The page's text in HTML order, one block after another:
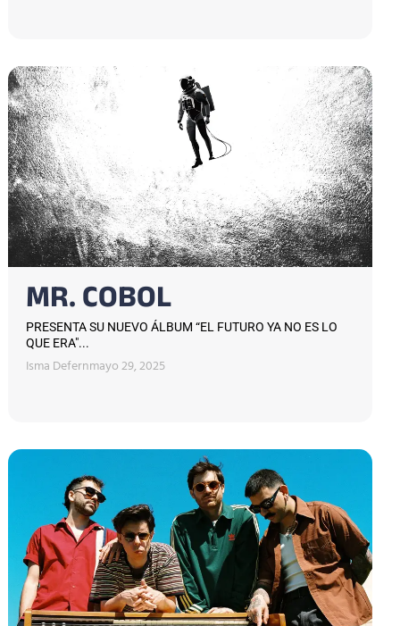
MR. COBOL
PRESENTA SU NUEVO ÁLBUM “EL FUTURO YA NO ES LO
QUE ERA"...
Isma Defernmayo 29, 2025